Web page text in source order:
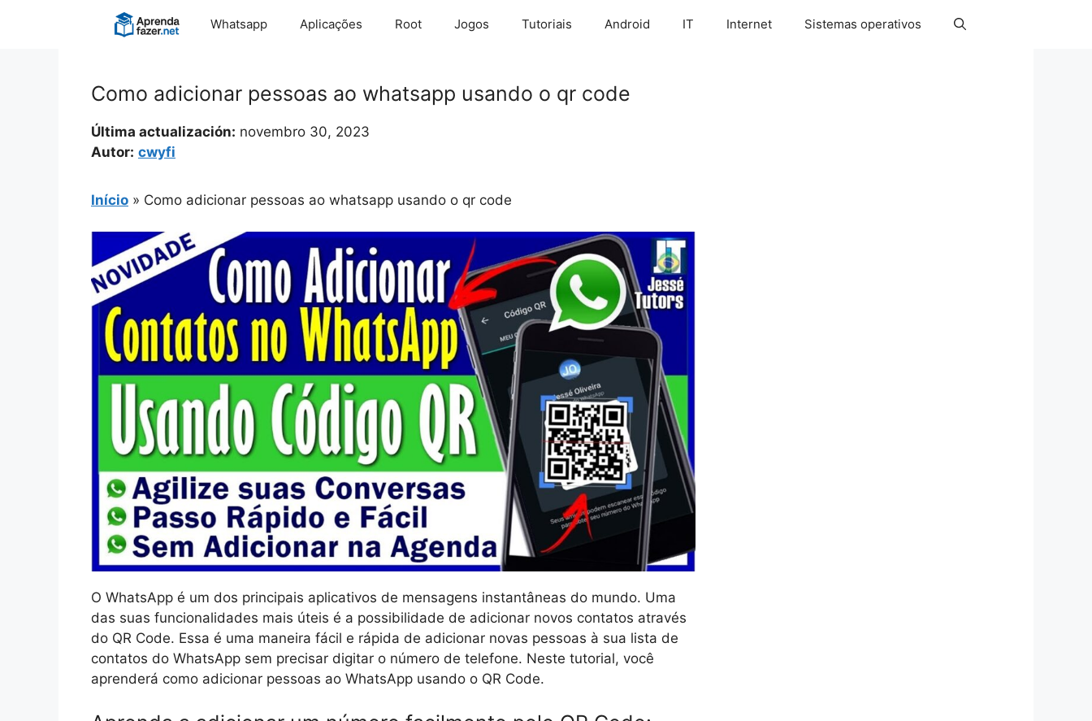
Whatsapp Aplicações Root Jogos Tutoriais Android IT Internet Sistemas operativos
Como adicionar pessoas ao whatsapp usando o qr code
Última actualización: novembro 30, 2023
Autor: cwyfi
Início » Como adicionar pessoas ao whatsapp usando o qr code
O WhatsApp é um dos principais aplicativos de mensagens instantâneas do mundo. Uma
das suas funcionalidades mais úteis é a possibilidade de adicionar novos contatos através
do QR Code. Essa é uma maneira fácil e rápida de adicionar novas pessoas à sua lista de
contatos do WhatsApp sem precisar digitar o número de telefone. Neste tutorial, você
aprenderá como adicionar pessoas ao WhatsApp usando o QR Code.